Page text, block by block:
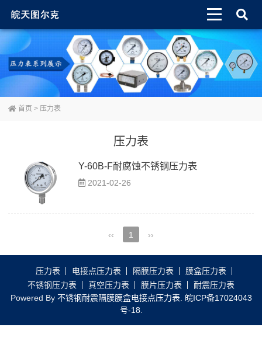
首页 > 压力表
压力表
Y-60B-F耐腐蚀不锈钢压力表
2021-02-26
‹‹ 1 ››
压力表 电接点压力表 隔膜压力表
膜盒压力表
不锈钢压力表
真空压力表 膜片压力表
耐震压力表
Powered By 不锈钢耐震隔膜膜盒电接点压力表
皖ICP备17024043
号-18.